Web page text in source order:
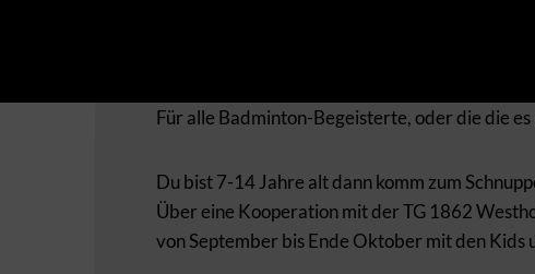
Für alle Badminton-Begeisterte, oder die die
Du bist 7-14 Jahre alt dann komm zum
Über eine Kooperation mit der TG 1862
von September bis Ende Oktober mit den